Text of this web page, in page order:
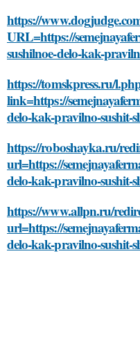
https://
URL=https://
sushilnoe-delo-kak-
https://tomskpress.ru/
link=https://
delo-kak-pravilno-sushit-
https://roboshayka.ru/
url=https://
delo-kak-pravilno-sushit-
https://www.allpn.ru/
url=https://
delo-kak-pravilno-sushit-